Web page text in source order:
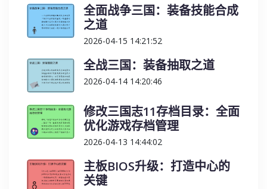
全面战争三国：装备技能合成
之道
2026-04-15 14:21:52
全战三国：装备抽取之道
2026-04-14 14:20:46
修改三国志11存档目录：全面
优化游戏存档管理
2026-04-13 14:44:02
主板BIOS升级：打造中心的
关键